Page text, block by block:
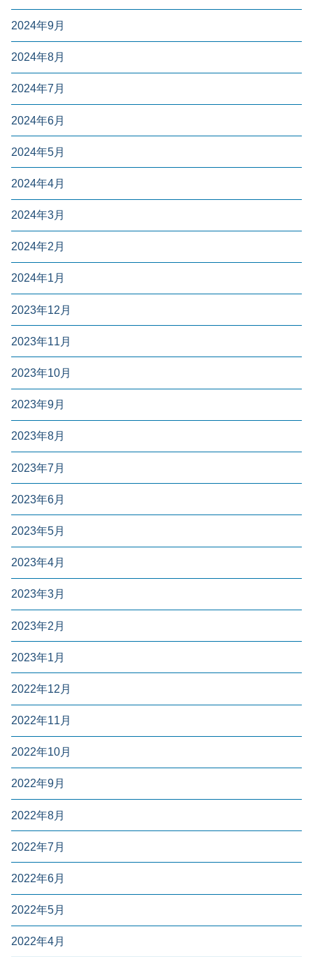
2024年9月
2024年8月
2024年7月
2024年6月
2024年5月
2024年4月
2024年3月
2024年2月
2024年1月
2023年12月
2023年11月
2023年10月
2023年9月
2023年8月
2023年7月
2023年6月
2023年5月
2023年4月
2023年3月
2023年2月
2023年1月
2022年12月
2022年11月
2022年10月
2022年9月
2022年8月
2022年7月
2022年6月
2022年5月
2022年4月